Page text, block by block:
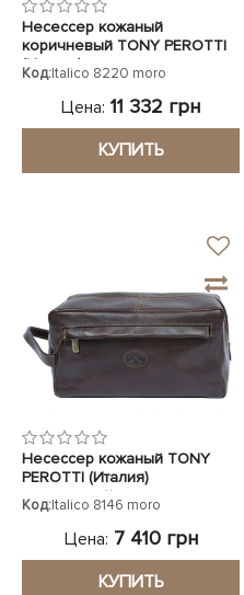
Несессер кожаный
коричневый TONY PEROTTI
(Италия)
Код:Italico 8220 moro
Цена: 11 332 грн
КУПИТЬ
Несессер кожаный TONY
PEROTTI (Италия)
коричневый
Код:Italico 8146 moro
Цена: 7 410 грн
КУПИТЬ